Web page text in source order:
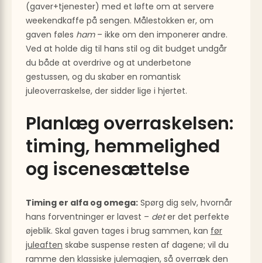
(gaver+tjenester) med et løfte om at servere
weekendkaffe på sengen. Målestokken er, om
gaven føles ham– ikke om den imponerer andre.
Ved at holde dig til hans stil og dit budget undgår
du både at overdrive og at underbetone
gestussen, og du skaber en romantisk
juleoverraskelse, der sidder lige i hjertet.
Planlæg overraskelsen:
timing, hemmelighed
og iscenesættelse
Timing er alfa og omega: Spørg dig selv, hvornår
hans forventninger er lavest – deter det perfekte
øjeblik. Skal gaven tages i brug sammen, kan før
juleaften skabe suspense resten af dagene; vil du
ramme den klassiske julemagien, så overræk den